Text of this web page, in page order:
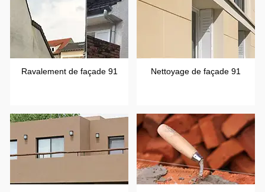
Ravalement de façade 91 Nettoyage de façade 91